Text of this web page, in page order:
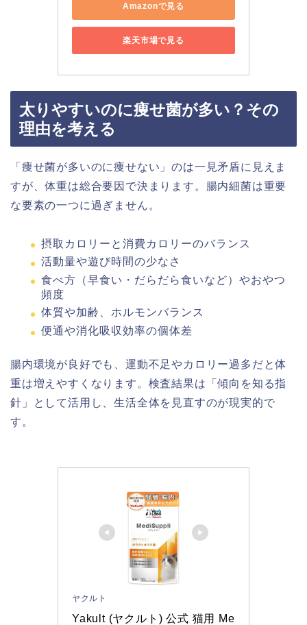
Amazonで見る
楽天市場で見る
太りやすいのに痩せ菌が多い？その
理由を考える
「痩せ菌が多いのに痩せない」のは一見矛盾に見えま
すが、体重は総合要因で決まります。腸内細菌は重要
な要素の一つに過ぎません。
摂取カロリーと消費カロリーのバランス
活動量や遊び時間の少なさ
食べ方（早食い・だらだら食いなど）やおやつ
頻度
体質や加齢、ホルモンバランス
便通や消化吸収効率の個体差
腸内環境が良好でも、運動不足やカロリー過多だと体
重は増えやすくなります。検査結果は「傾向を知る指
針」として活用し、生活全体を見直すのが現実的で
す。
ヤクルト
Yakult (ヤクルト) 公式 猫用 Me